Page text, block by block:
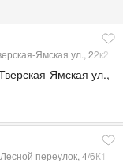
Ямская ул., 22к2
Ямская ул.,
переулок, 4/6К1